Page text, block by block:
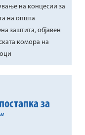
на концесии за
на општа
заштита, објавен
комора на
за